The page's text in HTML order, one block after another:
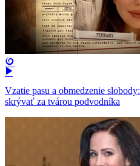
Vzatie pasu a obmedzenie
skrývať za tvárou podvodníka